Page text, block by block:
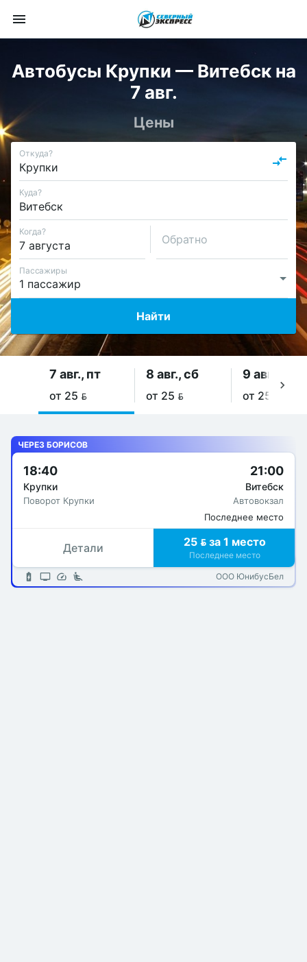
Автобусы Крупки — Витебск на
7 авг.
Цены
Откуда?
Куда?
Когда?
Обратно
Пассажиры
Найти
7 авг., пт
от 25 
8 авг., сб
от 25 
9 авг., вс
от 25 
ЧЕРЕЗ БОРИСОВ
18:40
Крупки
Поворот Крупки
21:00
Витебск
Автовокзал
Последнее место
Детали 25  за 1 место
Последнее место
ООО ЮнибусБел